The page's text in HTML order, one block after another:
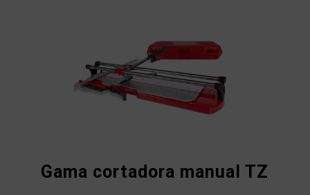
Gama cortadora manual TZ